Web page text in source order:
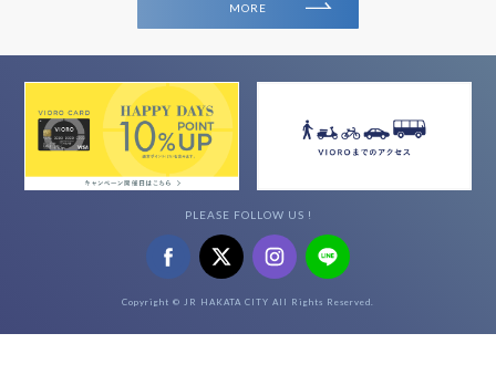
MORE
PLEASE FOLLOW US !
Copyright © JR HAKATA CITY All Rights Reserved.